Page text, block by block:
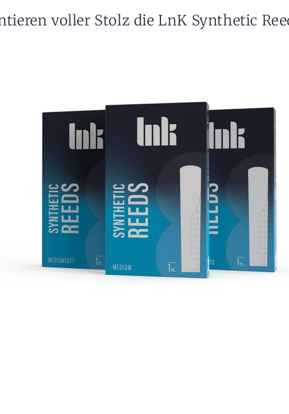
voller Stolz die LnK Synthetic